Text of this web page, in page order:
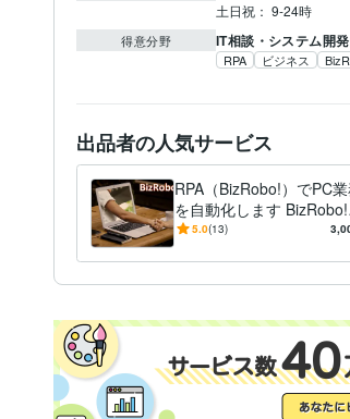
土日祝： 9-24時
得意分野 IT相談・システム開発
RPA ビジネス
出品者の人気サービス
RPA（BizRobo!）でPC
を自動化します
ロボットの作成代行を承
5.0(13)